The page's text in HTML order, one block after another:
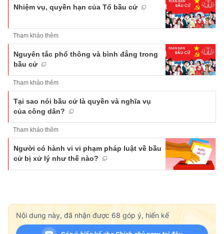
Nhiệm vụ, quyền hạn của Tổ bầu cử
Tham khảo thêm
Nguyên tắc phổ thông và bình đẳng trong
bầu cử
Tham khảo thêm
Tại sao nói bầu cử là quyền và nghĩa vụ
của công dân?
Tham khảo thêm
Người có hành vi vi phạm pháp luật về bầu
cử bị xử lý như thế nào?
Nội dung này, đã nhận được 68 góp ý, hiến kế